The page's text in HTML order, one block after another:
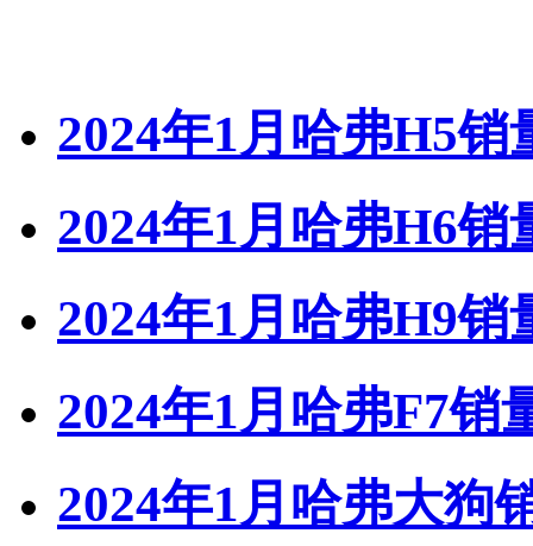
2024年1月哈弗H5销
2024年1月哈弗H6销
2024年1月哈弗H9销
2024年1月哈弗F7销
2024年1月哈弗大狗